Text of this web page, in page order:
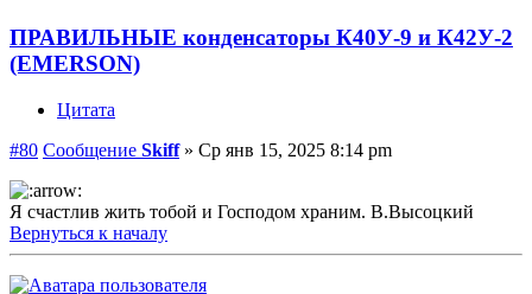
ПРАВИЛЬНЫЕ конденсаторы К40У-9 и К42У-2
(EMERSON)
Цитата
#80 Сообщение Skiff» Ср янв 15, 2025 8:14 pm
Я счастлив жить тобой и Господом храним. В.Высоцкий
Вернуться к началу